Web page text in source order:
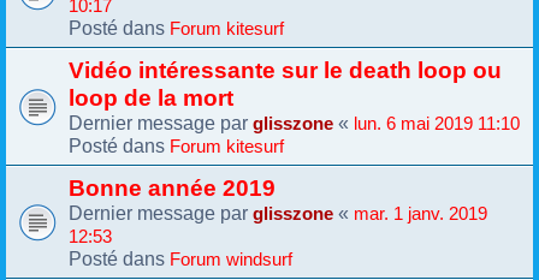
10:17
Posté dans Forum kitesurf
Vidéo intéressante sur le death loop ou
loop de la mort
Dernier message par glisszone « lun. 6 mai 2019 11:10
Posté dans Forum kitesurf
Bonne année 2019
Dernier message par glisszone « mar. 1 janv. 2019
12:53
Posté dans Forum windsurf